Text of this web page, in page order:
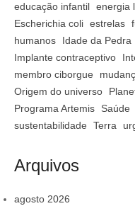
educação infantil energia
Escherichia coli estrelas
humanos
Idade da Pedra
Implante contraceptivo
membro ciborgue
Origem do universo
Programa Artemis
Saúde
sustentabilidade
Terra
Arquivos
agosto 2026